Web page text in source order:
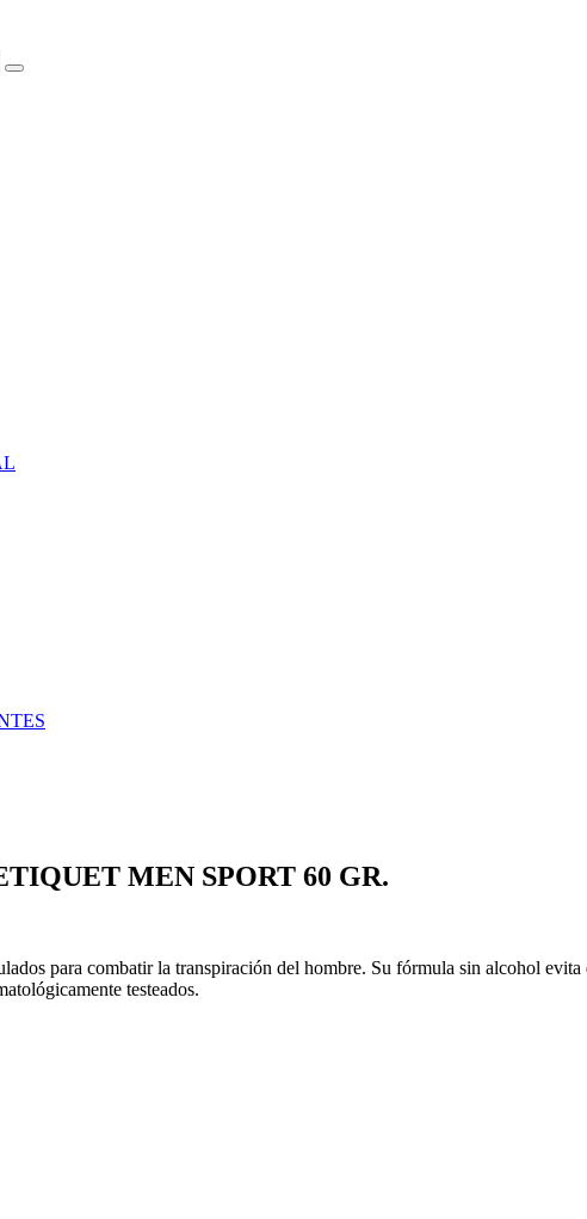
MEN SPORT 60 GR.
para combatir la transpiración del hombre. Su fórmula sin alcohol
testeados.